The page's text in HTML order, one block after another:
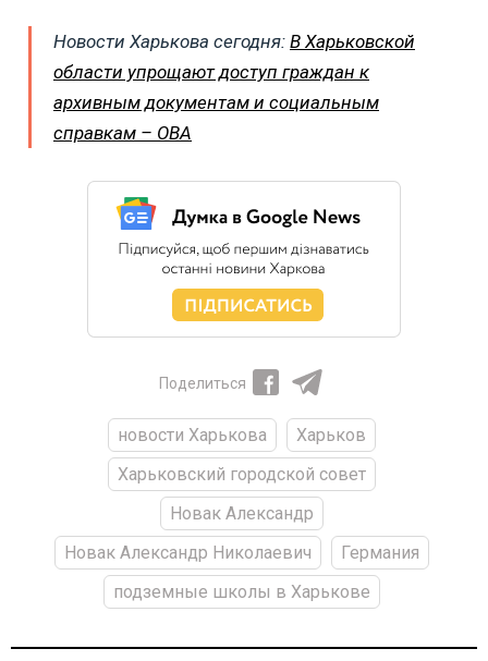
Новости Харькова сегодня: В Харьковской
области упрощают доступ граждан к
архивным документам и социальным
справкам – ОВА
Поделиться
новости Харькова
Харьков
Харьковский городской совет
Новак Александр
Новак Александр Николаевич
Германия
подземные школы в Харькове